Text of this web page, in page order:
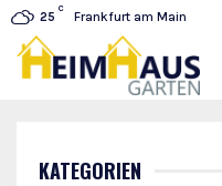
25
C
Frankfurt am Main
KATEGORIEN